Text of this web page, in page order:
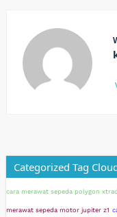
Categorized Tag
cara merawat sepeda polygon
merawat sepeda motor jupiter z1